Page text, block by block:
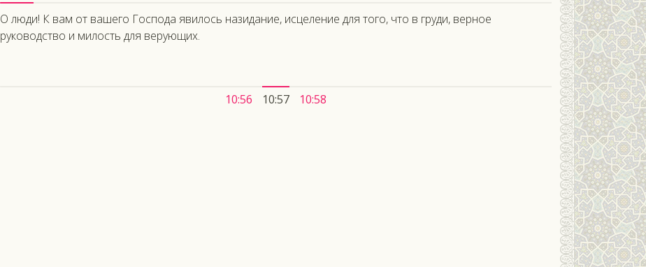
О люди! К вам от вашего Господа явилось назидание, исцеление для того, что в груди, верное
руководство и милость для верующих.
10:56 10:57 10:58